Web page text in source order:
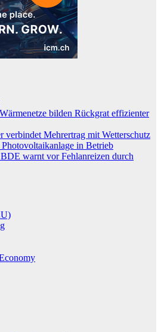
bilden Rückgrat effizienter
verbindet Mehrertrag mit Wetterschutz
in Betrieb
warnt vor Fehlanreizen durch